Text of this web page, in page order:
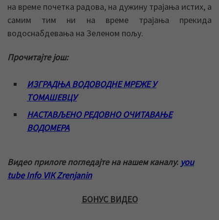
на време почетка радова, на дужину трајања истих, а
самим тим ни на време трајања прекида
водоснабдевања на Зеленом пољу.
Прочитајте још:
ИЗГРАДЊА ВОДОВОДНЕ МРЕЖЕ У
ТОМАШЕВЦУ
НАСТАВЉЕНО РЕДОВНО ОЧИТАВАЊЕ
ВОДОМЕРА
Видео прилоге погледајте на нашем каналу: you
tube Info VIK Zrenjanin
БОНУС ВИДЕО